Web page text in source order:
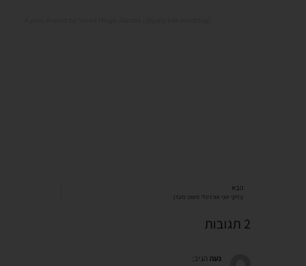
הבא
צזיקי יווני אורגינלי פשוט מעדן
2 תגובות
נעה הגיב: